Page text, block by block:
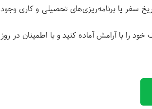
سفر یا برنامه‌ریزی‌های تحصیلی و کاری وجود
را با آرامش آماده کنید و با اطمینان در روز